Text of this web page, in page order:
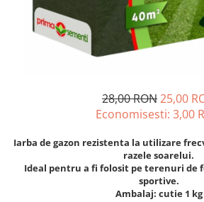
Seminte de Leustean
Seminte de Patrunjel
Seminte de praz
Seminte morcovi
Seminte plante aromatice
28,00 RON25,00
Economisesti: 3,00
Iarba de gazon rezistenta la utilizare
razele soarelui.
Ideal pentru a fi folosit pe terenuri de
sportive.
Ambalaj: cutie 1 kg